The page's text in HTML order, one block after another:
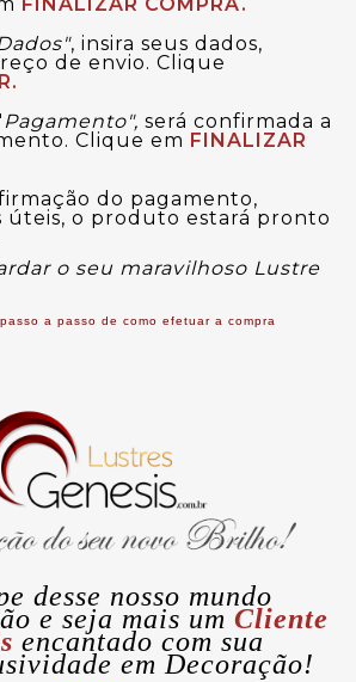
, insira seus dados,
de envio. Clique
Pagamento", será confirmada a
Clique em FINALIZAR
do pagamento,
úteis, o produto estará pronto
o seu maravilhoso Lustre
a passo de como efetuar a compra
desse nosso mundo
e seja mais um Cliente
encantado com sua
em Decoração!